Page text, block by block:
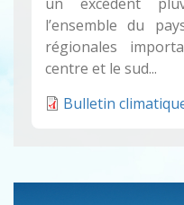
l’ensemble du
régionales
centre et le sud...
Bulletin